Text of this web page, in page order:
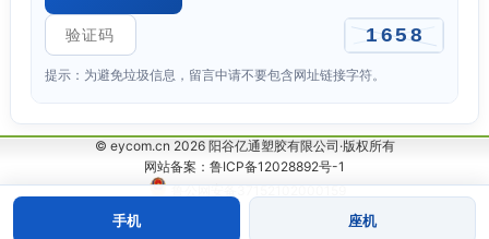
提示：为避免垃圾信息，留言中请不要包含网址链接字符。
手机 座机
© eycom.cn 2026 阳谷亿通塑胶有限公司·版权所有
网站备案：鲁ICP备12028892号-1
鲁公网安备37152102000159